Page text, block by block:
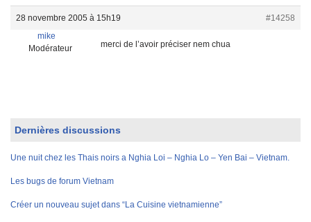
28 novembre 2005 à 15h19
#14258
mike
Modérateur
merci de l’avoir préciser nem chua
Dernières discussions
Une nuit chez les Thais noirs a Nghia Loi – Nghia Lo – Yen Bai – Vietnam.
Les bugs de forum Vietnam
Créer un nouveau sujet dans “La Cuisine vietnamienne”